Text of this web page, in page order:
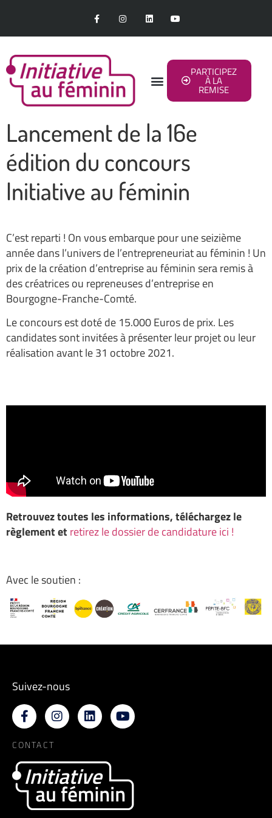
PARTICIPEZ
À LA
REMISE
Lancement de la 16e
édition du concours
Initiative au féminin
C’est reparti ! On vous embarque pour une seizième
année dans l’univers de l’entrepreneuriat au féminin ! Un
prix de la création d’entreprise au féminin sera remis à
des créatrices ou repreneuses d’entreprise en
Bourgogne-Franche-Comté.
Le concours est doté de 15.000 Euros de prix. Les
candidates sont invitées à présenter leur projet ou leur
réalisation avant le 31 octobre 2021.
Retrouvez toutes les informations, téléchargez le
règlement et retirez le dossier de candidature ici !
Avec le soutien :
Suivez-nous
CONTACT